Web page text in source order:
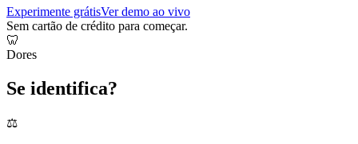
Experimente grátisVer demo ao vivo
Sem cartão de crédito para começar.
🦷
Dores
Se identifica?
⚖️